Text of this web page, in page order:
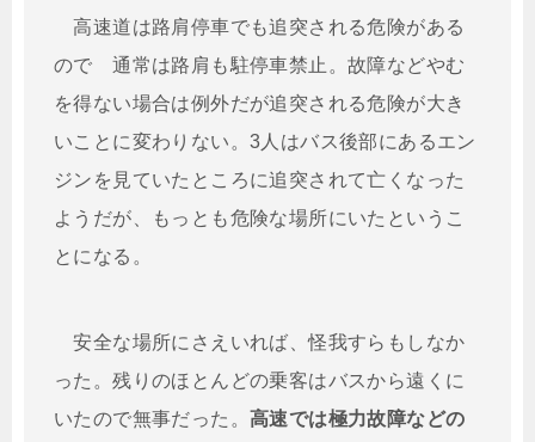
高速道は路肩停車でも追突される危険がある
ので 通常は路肩も駐停車禁止。故障などやむ
を得ない場合は例外だが追突される危険が大き
いことに変わりない。3人はバス後部にあるエン
ジンを見ていたところに追突されて亡くなった
ようだが、もっとも危険な場所にいたというこ
とになる。
安全な場所にさえいれば、怪我すらもしなか
った。残りのほとんどの乗客はバスから遠くに
いたので無事だった。 高速では極力故障などの